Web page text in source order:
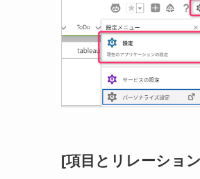
[項目とリレーショ